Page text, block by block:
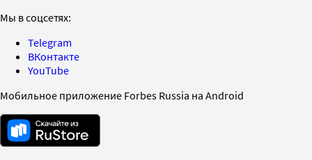
Мы в соцсетях:
Telegram
ВКонтакте
YouTube
Мобильное приложение Forbes Russia на Android